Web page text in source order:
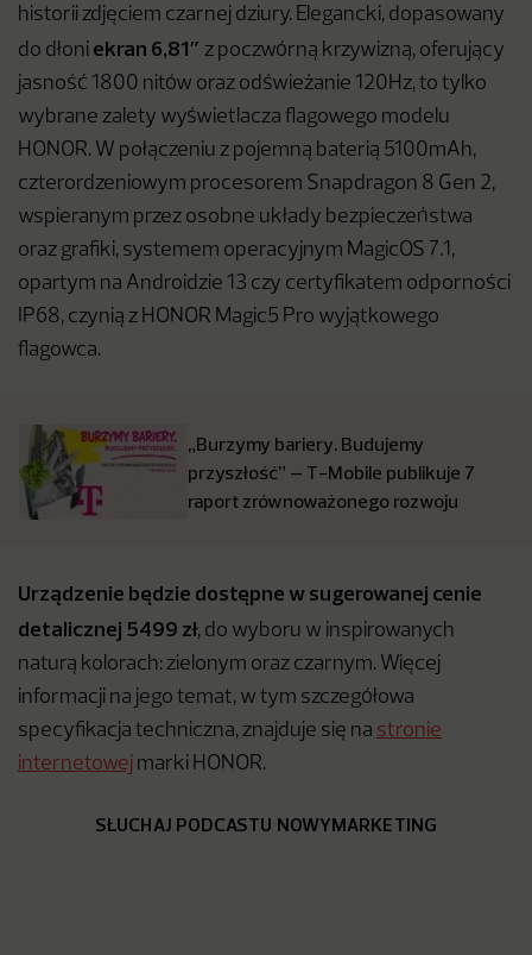
historii zdjęciem czarnej dziury. Elegancki, dopasowany
do dłoni ekran 6,81″ z poczwórną krzywizną, oferujący
jasność 1800 nitów oraz odświeżanie 120Hz, to tylko
wybrane zalety wyświetlacza flagowego modelu
HONOR. W połączeniu z pojemną baterią 5100mAh,
czterordzeniowym procesorem Snapdragon 8 Gen 2,
wspieranym przez osobne układy bezpieczeństwa
oraz grafiki, systemem operacyjnym MagicOS 7.1,
opartym na Androidzie 13 czy certyfikatem odporności
IP68, czynią z HONOR Magic5 Pro wyjątkowego
flagowca.
„Burzymy bariery. Budujemy
przyszłość” – T-Mobile publikuje 7
raport zrównoważonego rozwoju
Urządzenie będzie dostępne w sugerowanej cenie
detalicznej 5499 zł, do wyboru w inspirowanych
naturą kolorach: zielonym oraz czarnym. Więcej
informacji na jego temat, w tym szczegółowa
specyfikacja techniczna, znajduje się na stronie
internetowej marki HONOR.
SŁUCHAJ PODCASTU NOWYMARKETING